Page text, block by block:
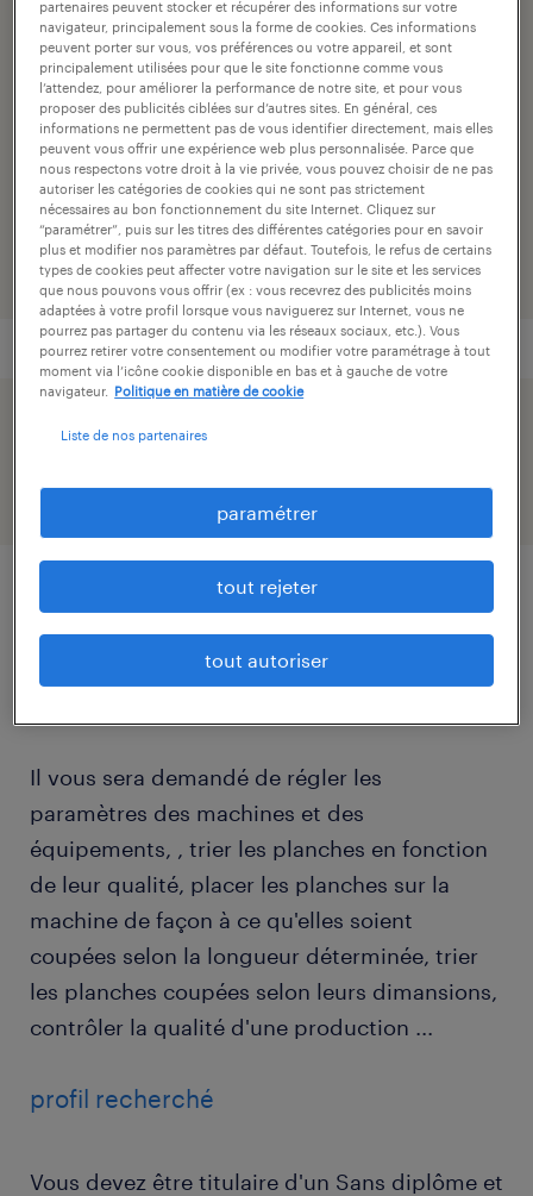
agriculture
agence
randstad vire
numéro de référence
001-YP-1748242_01C
postuler simplement avec votre profil linkedin.
description.
descriptif du poste
Il vous sera demandé de régler les
paramètres des machines et des
équipements, , trier les planches en fonction
de leur qualité, placer les planches sur la
machine de façon à ce qu'elles soient
coupées selon la longueur déterminée, trier
les planches coupées selon leurs dimansions,
contrôler la qualité d'une production ...
profil recherché
Vous devez être titulaire d'un Sans diplôme et
partenaires peuvent stocker et récupérer des informations sur votre
navigateur, principalement sous la forme de cookies. Ces informations
peuvent porter sur vous, vos préférences ou votre appareil, et sont
principalement utilisées pour que le site fonctionne comme vous
l’attendez, pour améliorer la performance de notre site, et pour vous
proposer des publicités ciblées sur d’autres sites. En général, ces
informations ne permettent pas de vous identifier directement, mais elles
peuvent vous offrir une expérience web plus personnalisée. Parce que
nous respectons votre droit à la vie privée, vous pouvez choisir de ne pas
autoriser les catégories de cookies qui ne sont pas strictement
nécessaires au bon fonctionnement du site Internet. Cliquez sur
“paramétrer”, puis sur les titres des différentes catégories pour en savoir
plus et modifier nos paramètres par défaut. Toutefois, le refus de certains
types de cookies peut affecter votre navigation sur le site et les services
que nous pouvons vous offrir (ex : vous recevrez des publicités moins
adaptées à votre profil lorsque vous naviguerez sur Internet, vous ne
pourrez pas partager du contenu via les réseaux sociaux, etc.). Vous
pourrez retirer votre consentement ou modifier votre paramétrage à tout
moment via l’icône cookie disponible en bas et à gauche de votre
navigateur.
Politique en matière de cookie
Liste de nos partenaires
paramétrer
tout rejeter
tout autoriser